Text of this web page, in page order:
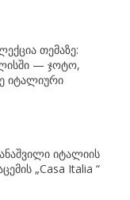
თემაზე:
— ჯოტო,
იტალიური
იტალიის
„Casa Italia “